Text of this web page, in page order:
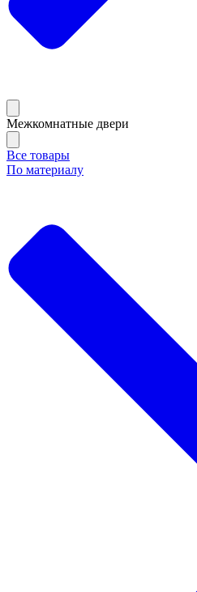
Межкомнатные двери
Все товары
По материалу